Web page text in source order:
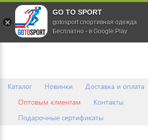
Каталог Новинки Доставка и оплата
Оптовым клиентам
Контакты
Подарочные сертификаты
GO TO SPORT
gotosport спортивная одежда
Бесплатно - в Google Play